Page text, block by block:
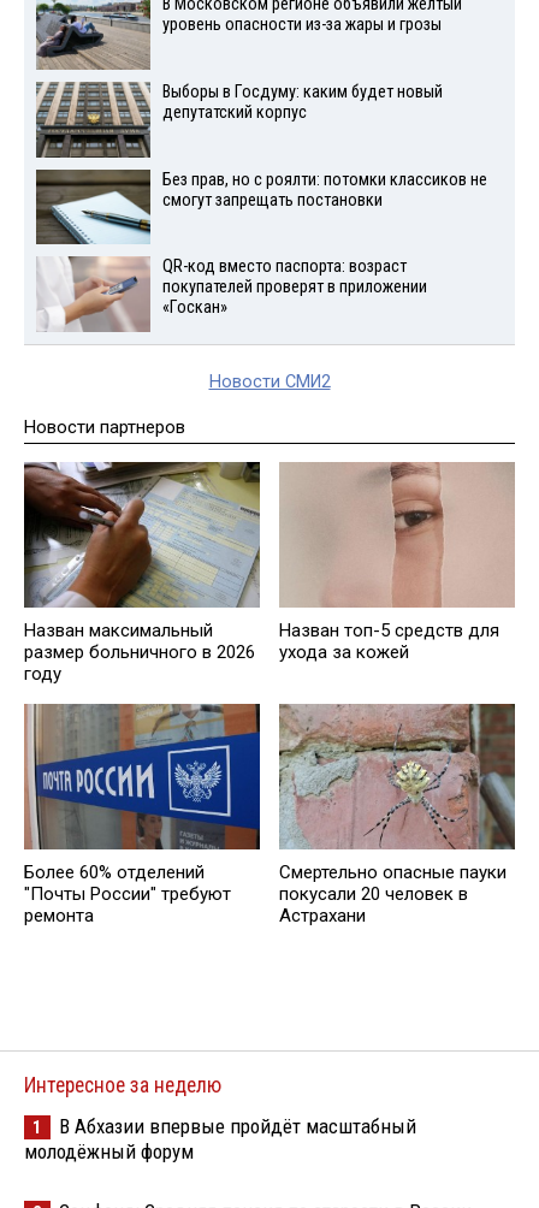
В Московском регионе объявили желтый
уровень опасности из-за жары и грозы
Выборы в Госдуму: каким будет новый
депутатский корпус
Без прав, но с роялти: потомки классиков не
смогут запрещать постановки
QR-код вместо паспорта: возраст
покупателей проверят в приложении
«Госкан»
Новости СМИ2
Новости партнеров
Назван максимальный
размер больничного в 2026
году
Назван топ-5 средств для
ухода за кожей
Более 60% отделений
"Почты России" требуют
ремонта
Смертельно опасные пауки
покусали 20 человек в
Астрахани
Интересное за неделю
1
В Абхазии впервые пройдёт масштабный
молодёжный форум